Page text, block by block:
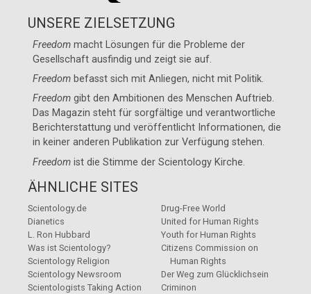
UNSERE ZIELSETZUNG
Freedom macht Lösungen für die Probleme der
Gesellschaft ausfindig und zeigt sie auf.
Freedom befasst sich mit Anliegen, nicht mit Politik.
Freedom gibt den Ambitionen des Menschen Auftrieb.
Das Magazin steht für sorgfältige und verantwortliche
Berichterstattung und veröffentlicht Informationen, die
in keiner anderen Publikation zur Verfügung stehen.
Freedom ist die Stimme derScientology Kirche.
ÄHNLICHE SITES
Scientology.de
Dianetics
L. Ron Hubbard
Was ist Scientology?
Scientology Religion
Scientology Newsroom
Scientologists Taking Action
Drug-Free World
United for Human Rights
Youth for Human Rights
Citizens Commission on
Human Rights
Der Weg zum Glücklichsein
Criminon